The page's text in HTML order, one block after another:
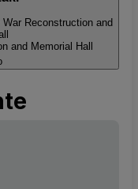
Reconstruction and
and Memorial Hall